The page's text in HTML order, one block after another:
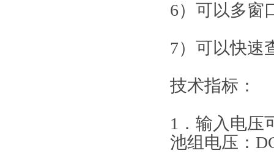
6）可以多窗
7）可以快速
技术指标：
1．输入电压
池组电压：